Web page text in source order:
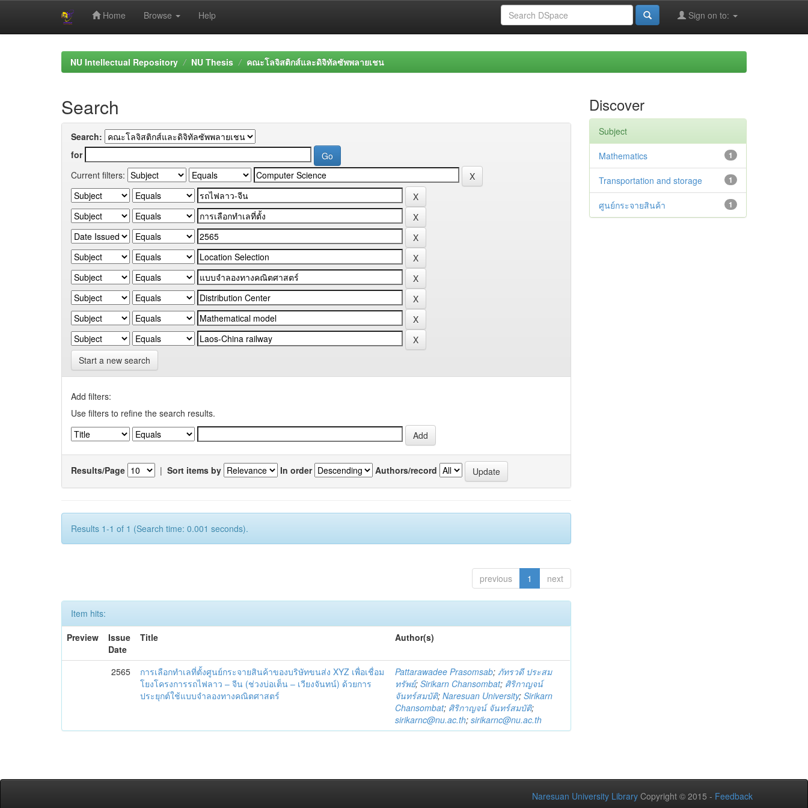
Home Browse Help Sign on to:
NU Intellectual Repository NU Thesis คณะโลจิสติกส์และดิจิทัลซัพพลายเชน
Search
Search:
for
Current filters:
Start a new search
Add filters:
Use filters to refine the search results.
Results/Page | Sort items by In order Authors/record
Results 1-1 of 1 (Search time: 0.001 seconds).
previous 1 next
Item hits:
Preview
Issue
Date
Title Author(s)
2565
การเลือกทำเลที่ตั้งศูนย์กระจายสินค้าของบริษัทขนส่ง XYZ เพื่อเชื่อม
โยงโครงการรถไฟลาว – จีน (ช่วงบ่อเต็น – เวียงจันทน์) ด้วยการ
ประยุกต์ใช้แบบจำลองทางคณิตศาสตร์
Pattarawadee Prasomsab; ภัทรวดี ประสม
ทรัพย์;Sirikarn Chansombat; ศิริกาญจน์
จันทร์สมบัติ;Naresuan University;Sirikarn
Chansombat; ศิริกาญจน์ จันทร์สมบัติ;
sirikarnc@nu.ac.th;sirikarnc@nu.ac.th
Discover
Subject
1
Mathematics
1
Transportation and storage
1
ศูนย์กระจายสินค้า
Naresuan University Library Copyright © 2015 - Feedback